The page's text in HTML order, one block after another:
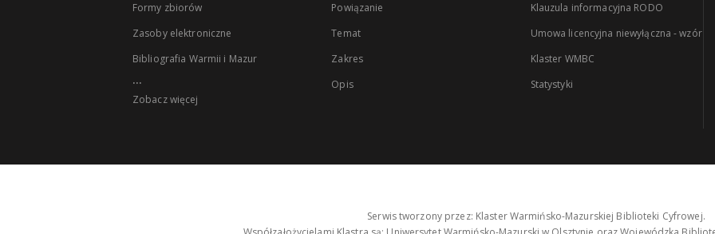
Formy zbiorów
Zasoby elektroniczne
Bibliografia Warmii i Mazur
...
Zobacz więcej
Powiązanie
Temat
Zakres
Opis
Klauzula informacyjna RODO
Umowa licencyjna niewyłączna - wzór
Klaster WMBC
Statystyki
Serwis tworzony przez: Klaster Warmińsko-Mazurskiej Biblioteki Cyfrowej.